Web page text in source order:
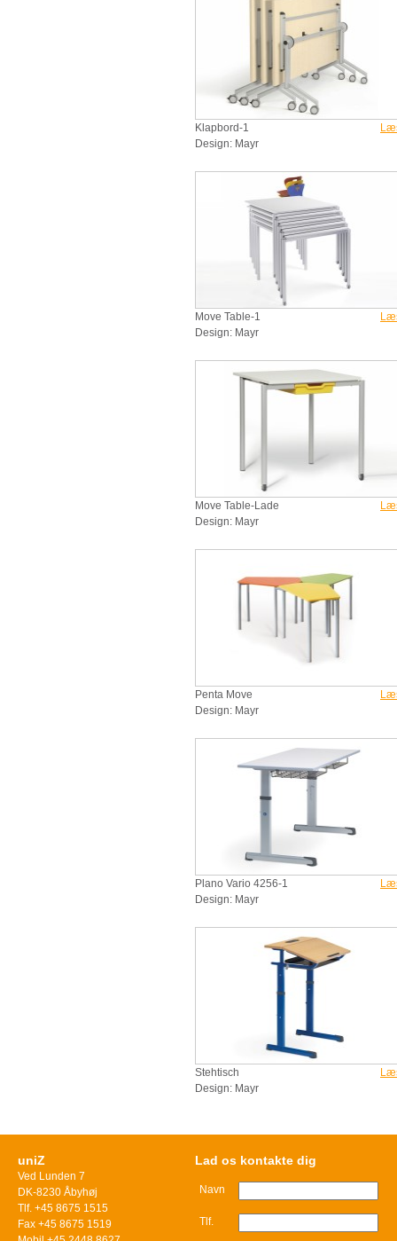
Klapbord-1
Design: Mayr
Move Table-1
Design: Mayr
Move Table-Lade
Design: Mayr
Penta Move
Design: Mayr
Plano Vario 4256-1
Design: Mayr
Stehtisch
Design: Mayr
uniZ
Ved Lunden 7
DK-8230 Åbyhøj
Tlf. +45 8675 1515
Fax +45 8675 1519
Lad os kontakte dig
Navn
Tlf.